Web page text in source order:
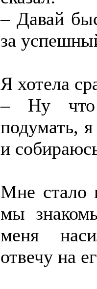
– Давай
за
Я хотела
– Ну что
подумать,
и
Мне стало
мы
меня
отвечу на